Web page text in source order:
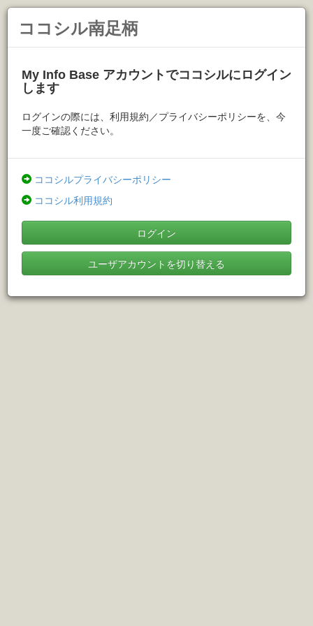
ココシル南足柄
My Info Base アカウントでココシルにログイン
します
ログインの際には、利用規約／プライバシーポリシーを、今
一度ご確認ください。
ココシルプライバシーポリシー
ココシル利用規約
ログイン
ユーザアカウントを切り替える